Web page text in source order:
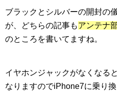
ブラックとシルバーの開封の
が、どちらの記事もアンテナ
のところを書いてますね。
イヤホンジャックがなくなる
なりますのでiPhone7に乗り